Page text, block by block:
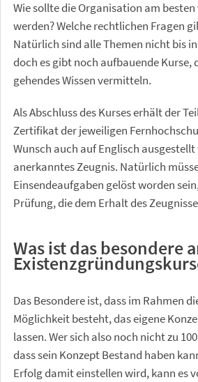
Wie sollte die Organisation am
werden? Welche rechtlichen Fragen
Natürlich sind alle Themen nicht bis
doch es gibt noch aufbauende Kurse,
gehendes Wissen vermitteln.
Als Abschluss des Kurses erhält der
Zertifikat der jeweiligen
Wunsch auch auf Englisch
anerkanntes Zeugnis. Natürlich
Einsendeaufgaben gelöst worden
Prüfung, die dem Erhalt des
Was ist das besondere
Das Besondere ist, dass im Rahmen
Möglichkeit besteht, das eigene
lassen. Wer sich also noch nicht zu
dass sein Konzept Bestand haben
Erfolg damit einstellen wird, kann es